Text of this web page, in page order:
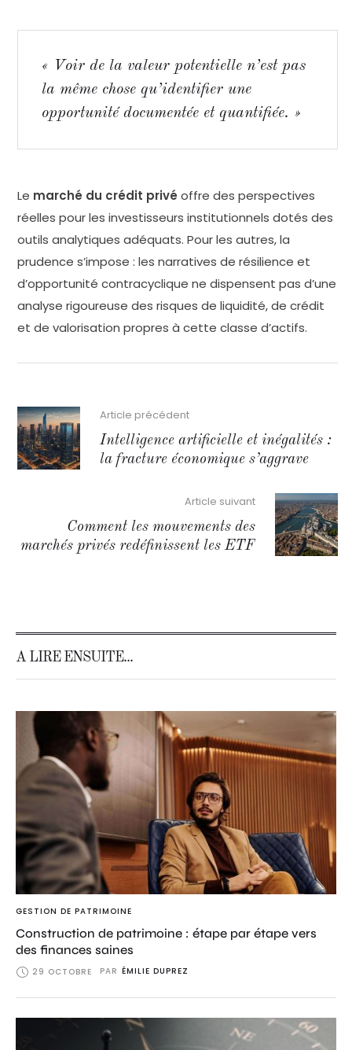
« Voir de la valeur potentielle n’est pas
la même chose qu’identifier une
opportunité documentée et quantifiée. »
Le marché du crédit privé offre des perspectives
réelles pour les investisseurs institutionnels dotés des
outils analytiques adéquats. Pour les autres, la
prudence s’impose : les narratives de résilience et
d’opportunité contracyclique ne dispensent pas d’une
analyse rigoureuse des risques de liquidité, de crédit
et de valorisation propres à cette classe d’actifs.
Article précédent
Intelligence artificielle et inégalités :
la fracture économique s’aggrave
Article suivant
Comment les mouvements des
marchés privés redéfinissent les ETF
A LIRE ENSUITE...
GESTION DE PATRIMOINE
Construction de patrimoine : étape par étape vers
des finances saines
29 OCTOBRE PAR ÉMILIE DUPREZ